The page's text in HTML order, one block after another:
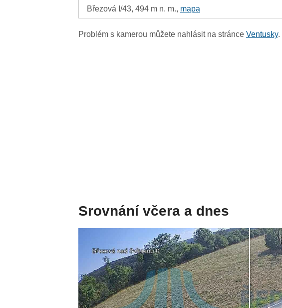
Březová I/43, 494 m n. m., mapa
Problém s kamerou můžete nahlásit na stránceVentusky.
Srovnání včera a dnes